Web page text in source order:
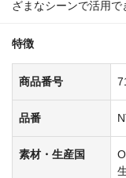
ざまなシーンで活用で
特徴
商品番号
品番
素材・生産国